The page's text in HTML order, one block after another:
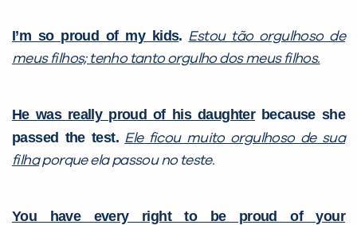
I’m so proud of my kids. Estou tão orgulhoso de
meus filhos; tenho tanto orgulho dos meus filhos.
He was really proud of his daughterbecause she
passed the test. Ele ficou muito orgulhoso de sua
filhaporque ela passou no teste.
You have every right to be proud of your